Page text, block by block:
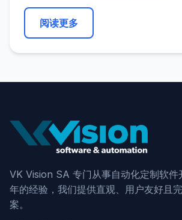
阅读更多
VK Vision SA 专门从事自动化定制软件
年的经验，我们提供直观、用户友好且
案。